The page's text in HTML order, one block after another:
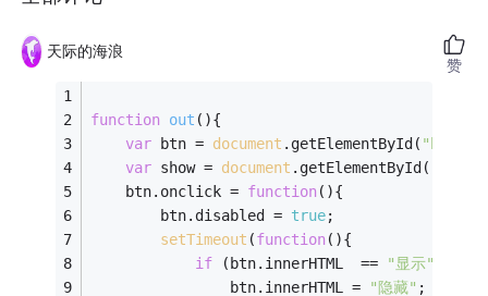
天际的海浪
function out ( ){
var btn = document .getElementById( "btn"
var show = document .getElementById(
	btn.onclick =
function( ){
		btn.disabled =
true;
setTimeout (function( ){
if (btn.innerHTML  == "显示"
				btn.innerHTML =
"隐藏" ;
赞